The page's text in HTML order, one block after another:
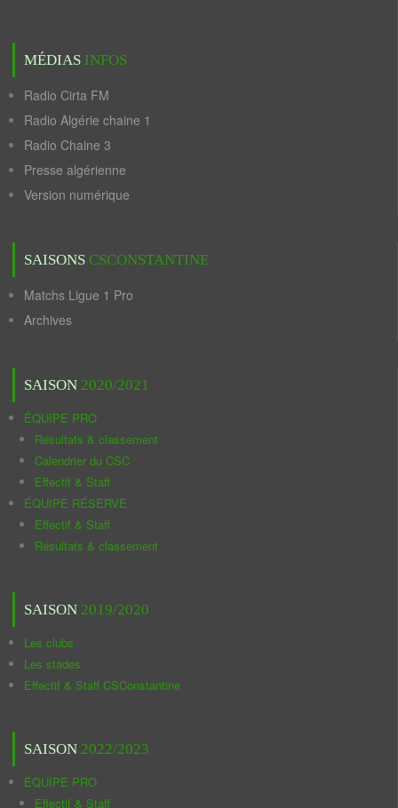
MÉDIAS INFOS
Radio Cirta FM
Radio Algérie chaine 1
Radio Chaine 3
Presse algérienne
Version numérique
SAISONS CSCONSTANTINE
Matchs Ligue 1 Pro
Archives
SAISON 2020/2021
ÉQUIPE PRO
Résultats & classement
Calendrier du CSC
Effectif & Staff
ÉQUIPE RÉSERVE
Effectif & Staff
Résultats & classement
SAISON 2019/2020
Les clubs
Les stades
Effectif & Staff CSConstantine
SAISON 2022/2023
ÉQUIPE PRO
Effectif & Staff